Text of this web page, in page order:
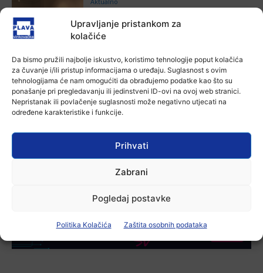
Upravljanje pristankom za
kolačiće
Da bismo pružili najbolje iskustvo, koristimo tehnologije poput kolačića
za čuvanje i/ili pristup informacijama o uređaju. Suglasnost s ovim
tehnologijama će nam omogućiti da obrađujemo podatke kao što su
ponašanje pri pregledavanju ili jedinstveni ID-ovi na ovoj web stranici.
Nepristanak ili povlačenje suglasnosti može negativno utjecati na
određene karakteristike i funkcije.
Prihvati
Zabrani
Pogledaj postavke
Politika Kolačića Zaštita osobnih podataka
Galeriji Slavko Kopač
4 kolovoza, 2026
Aktualno
Dodatne mjere protiv afričke svinjske
kuge: uklanjanje svinja do 12.
kolovoza u područjima visokog rizika!
3 kolovoza, 2026
Aktualno
U Osijeku premijerno prikazan film
3 kolovoza, 2026
-Marketing-